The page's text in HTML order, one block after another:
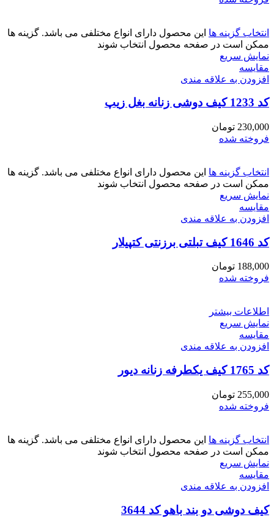
انتخاب گزینه ها این محصول دارای انواع مختلفی می باشد. گزینه ها
ممکن است در صفحه محصول انتخاب شوند
نمایش سریع
مقايسه
افزودن به علاقه مندی
کد 1233 کیف دوشی زنانه بغل زیپ
230,000 تومان
فروخته شده
انتخاب گزینه ها این محصول دارای انواع مختلفی می باشد. گزینه ها
ممکن است در صفحه محصول انتخاب شوند
نمایش سریع
مقايسه
افزودن به علاقه مندی
کد 1646 کیف تبلتی برزنتی کتپیلار
188,000 تومان
فروخته شده
اطلاعات بیشتر
نمایش سریع
مقايسه
افزودن به علاقه مندی
کد 1765 کیف یکطرفه زنانه دیور
255,000 تومان
فروخته شده
انتخاب گزینه ها این محصول دارای انواع مختلفی می باشد. گزینه ها
ممکن است در صفحه محصول انتخاب شوند
نمایش سریع
مقايسه
افزودن به علاقه مندی
کیف دوشی دو بند باهو کد 3644